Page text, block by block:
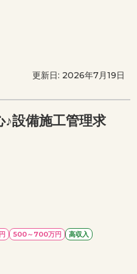
更新日: 2026年7月19日
設備施工管理求
500～700万円
高収入